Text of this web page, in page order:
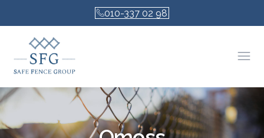
010-337 02 98